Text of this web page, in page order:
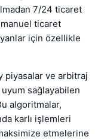
7/24 ticaret
ticaret
için özellikle
piyasalar ve arbitraj
uyum sağlayabilen
algoritmalar,
karlı işlemleri
etmelerine